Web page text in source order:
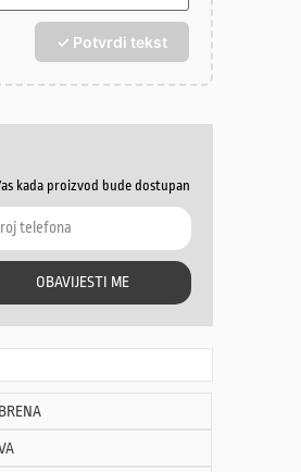
✓ Potvrdi tekst
kada proizvod bude dostupan
OBAVIJESTI ME